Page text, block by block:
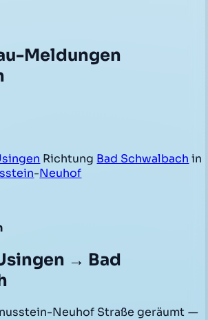
Meldungen
Richtung Bad Schwalbach in
-Neuhof
→ Bad
Neuhof Straße geräumt —